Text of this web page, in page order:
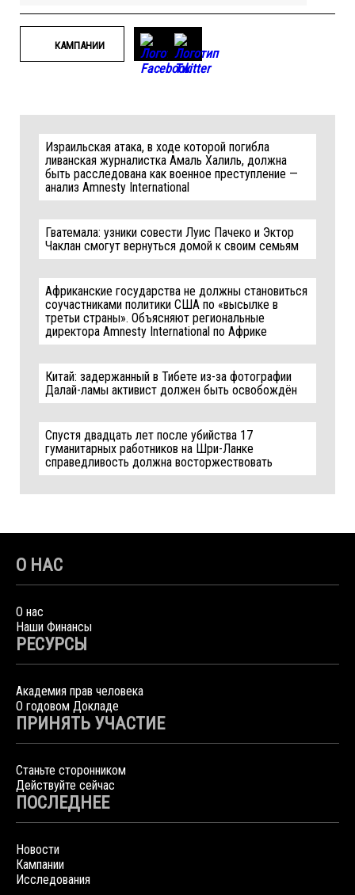
КАМПАНИИ
Израильская атака, в ходе которой погибла
ливанская журналистка Амаль Халиль, должна
быть расследована как военное преступление —
анализ Amnesty International
Гватемала: узники совести Луис Пачеко и Эктор
Чаклан смогут вернуться домой к своим семьям
Африканские государства не должны становиться
соучастниками политики США по «высылке в
третьи страны». Объясняют региональные
директора Amnesty International по Африке
Китай: задержанный в Тибете из-за фотографии
Далай-ламы активист должен быть освобождён
Спустя двадцать лет после убийства 17
гуманитарных работников на Шри-Ланке
справедливость должна восторжествовать
О НАС
О нас
Наши Финансы
РЕСУРСЫ
Академия прав человека
О годовом Докладе
ПРИНЯТЬ УЧАСТИЕ
Станьте сторонником
Действуйте сейчас
ПОСЛЕДНЕЕ
Новости
Кампании
Исследования